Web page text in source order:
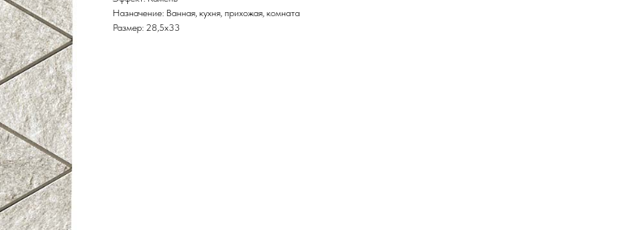
Назначение: Ванная, кухня, прихожая, комната
Размер: 28,5x33